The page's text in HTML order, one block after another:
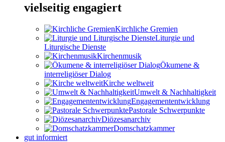
vielseitig engagiert
Kirchliche Gremien
Liturgie und
Liturgische Dienste
Kirchenmusik
Ökumene &
interreligiöser Dialog
Kirche weltweit
Umwelt & Nachhaltigkeit
Engagemententwicklung
Pastorale Schwerpunkte
Diözesanarchiv
Domschatzkammer
gut informiert